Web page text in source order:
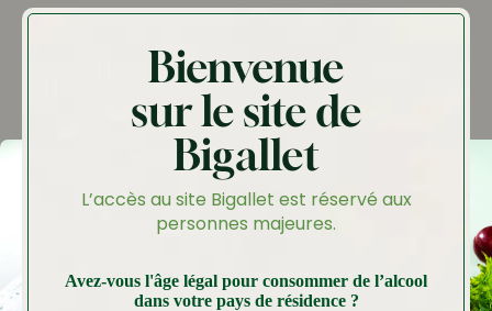
Bienvenue
sur le site de
Bigallet
L’accès au site Bigallet est réservé aux
personnes majeures.
Avez-vous l'âge légal pour consommer de l’alcool
dans votre pays de résidence ?
avec ce produit